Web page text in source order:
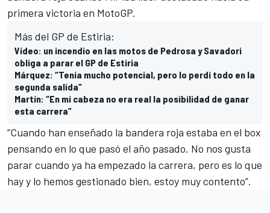
primera victoria en MotoGP.
Más del GP de Estiria:
Vídeo: un incendio en las motos de Pedrosa y Savadori
obliga a parar el GP de Estiria
Márquez: “Tenía mucho potencial, pero lo perdí todo en la
segunda salida”
Martín: “En mi cabeza no era real la posibilidad de ganar
esta carrera”
“Cuando han enseñado la bandera roja estaba en el box
pensando en lo que pasó el año pasado. No nos gusta
parar cuando ya ha empezado la carrera, pero es lo que
hay y lo hemos gestionado bien, estoy muy contento”.